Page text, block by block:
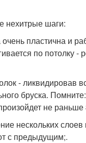
нехитрые шаги:
пластична и
по потолку -
- ликвидировав
бруска. Помните:
не раньше
нескольких
с предыдущим;.